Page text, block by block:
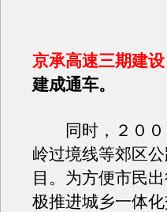
京承高速三期建设
建成通车。
同时，２００
岭过境线等郊区
目。为方便市民
极推进城乡一体